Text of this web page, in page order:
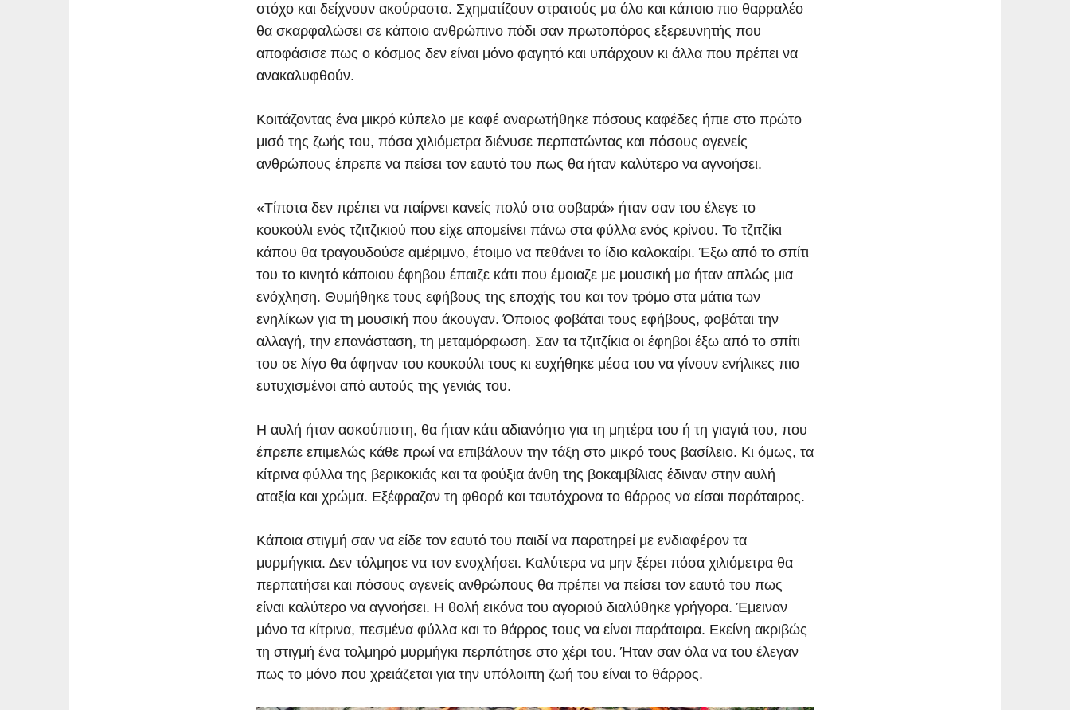
στόχο και δείχνουν ακούραστα. Σχηματίζουν στρατούς μα όλο και κάποιο πιο θαρραλέο
θα σκαρφαλώσει σε κάποιο ανθρώπινο πόδι σαν πρωτοπόρος εξερευνητής που
αποφάσισε πως ο κόσμος δεν είναι μόνο φαγητό και υπάρχουν κι άλλα που πρέπει να
ανακαλυφθούν.
Κοιτάζοντας ένα μικρό κύπελο με καφέ αναρωτήθηκε πόσους καφέδες ήπιε στο πρώτο
μισό της ζωής του, πόσα χιλιόμετρα διένυσε περπατώντας και πόσους αγενείς
ανθρώπους έπρεπε να πείσει τον εαυτό του πως θα ήταν καλύτερο να αγνοήσει.
«Τίποτα δεν πρέπει να παίρνει κανείς πολύ στα σοβαρά» ήταν σαν του έλεγε το
κουκούλι ενός τζιτζικιού που είχε απομείνει πάνω στα φύλλα ενός κρίνου. Το τζιτζίκι
κάπου θα τραγουδούσε αμέριμνο, έτοιμο να πεθάνει το ίδιο καλοκαίρι. Έξω από το σπίτι
του το κινητό κάποιου έφηβου έπαιζε κάτι που έμοιαζε με μουσική μα ήταν απλώς μια
ενόχληση. Θυμήθηκε τους εφήβους της εποχής του και τον τρόμο στα μάτια των
ενηλίκων για τη μουσική που άκουγαν. Όποιος φοβάται τους εφήβους, φοβάται την
αλλαγή, την επανάσταση, τη μεταμόρφωση. Σαν τα τζιτζίκια οι έφηβοι έξω από το σπίτι
του σε λίγο θα άφηναν του κουκούλι τους κι ευχήθηκε μέσα του να γίνουν ενήλικες πιο
ευτυχισμένοι από αυτούς της γενιάς του.
Η αυλή ήταν ασκούπιστη, θα ήταν κάτι αδιανόητο για τη μητέρα του ή τη γιαγιά του, που
έπρεπε επιμελώς κάθε πρωί να επιβάλουν την τάξη στο μικρό τους βασίλειο. Κι όμως, τα
κίτρινα φύλλα της βερικοκιάς και τα φούξια άνθη της βοκαμβίλιας έδιναν στην αυλή
αταξία και χρώμα. Εξέφραζαν τη φθορά και ταυτόχρονα το θάρρος να είσαι παράταιρος.
Κάποια στιγμή σαν να είδε τον εαυτό του παιδί να παρατηρεί με ενδιαφέρον τα
μυρμήγκια. Δεν τόλμησε να τον ενοχλήσει. Καλύτερα να μην ξέρει πόσα χιλιόμετρα θα
περπατήσει και πόσους αγενείς ανθρώπους θα πρέπει να πείσει τον εαυτό του πως
είναι καλύτερο να αγνοήσει. Η θολή εικόνα του αγοριού διαλύθηκε γρήγορα. Έμειναν
μόνο τα κίτρινα, πεσμένα φύλλα και το θάρρος τους να είναι παράταιρα. Εκείνη ακριβώς
τη στιγμή ένα τολμηρό μυρμήγκι περπάτησε στο χέρι του. Ήταν σαν όλα να του έλεγαν
πως το μόνο που χρειάζεται για την υπόλοιπη ζωή του είναι το θάρρος.